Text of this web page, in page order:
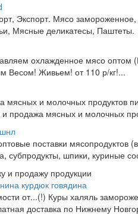
Экспорт. Мясо
Мясные деликатесы, Паштеты.
охлажденное мясо оптом
Весом! Живьем! от 110 р/кг!...
мясных и молочных продуктов
и продажа мясных и молочных
поставки мясопродуктов
субпродукты, шпики, куриные
и продажу продукции
курдюк говядина
от...(!) Куры халяль
доставка по Нижнему